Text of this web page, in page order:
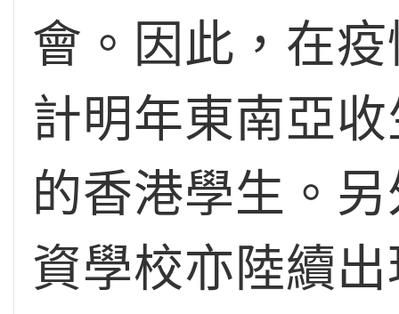
會。因此，在
計明年東南亞
的香港學生。
資學校亦陸續